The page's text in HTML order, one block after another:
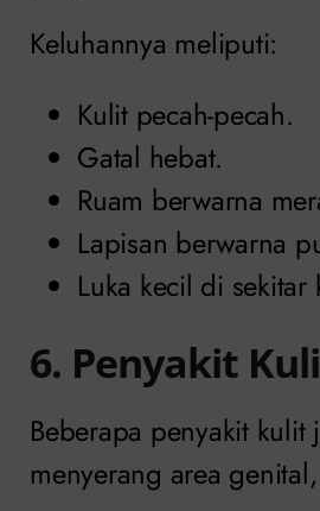
Keluhannya meliputi:
Kulit pecah-pecah.
Gatal hebat.
Ruam berwarna
Lapisan berwarna
Luka kecil di sekitar
6. Penyakit
Beberapa penyakit kulit
menyerang area